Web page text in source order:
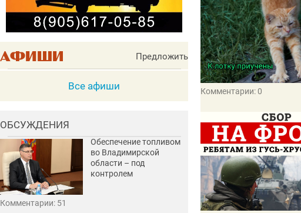
Комментарии: 0
Предложить
Все афиши
ОБСУЖДЕНИЯ
Обеспечение топливом
во Владимирской
области – под
контролем
Комментарии: 51